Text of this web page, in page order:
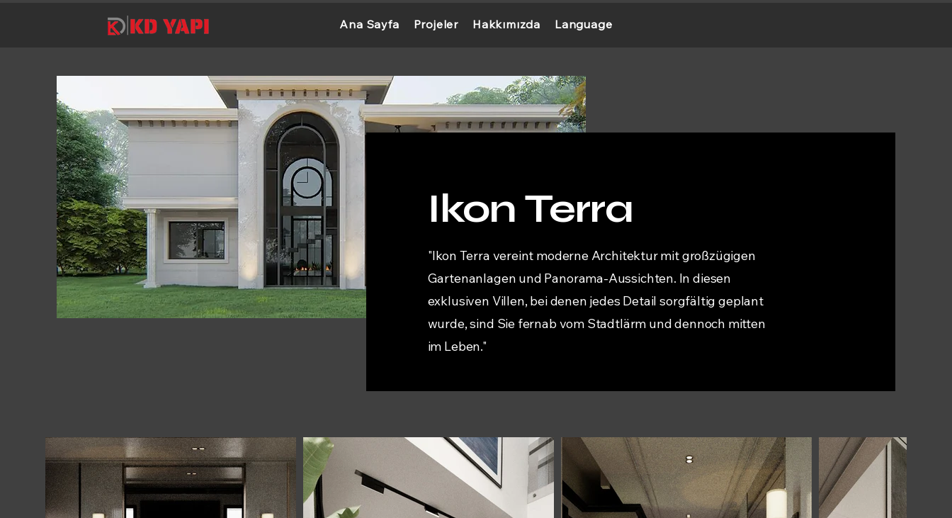
Ana Sayfa Projeler Hakkımızda Language
Ikon Terra
"Ikon Terra vereint moderne Architektur mit großzügigen
Gartenanlagen und Panorama-Aussichten. In diesen
exklusiven Villen, bei denen jedes Detail sorgfältig geplant
wurde, sind Sie fernab vom Stadtlärm und dennoch mitten
im Leben."